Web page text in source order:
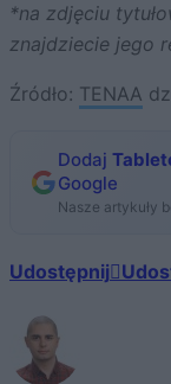
*na zdjęciu
znajdziecie jego
Źródło: TENAA
Dodaj
Google
Nasze artykuły
Udostępnij